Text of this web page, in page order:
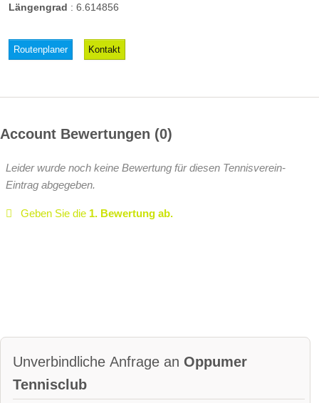
Längengrad : 6.614856
Routenplaner Kontakt
Account Bewertungen 0
Leider wurde noch keine Bewertung für diesen Tennisverein-
Eintrag abgegeben.
Geben Sie die 1. Bewertung ab.
Unverbindliche Anfrage an Oppumer
Tennisclub